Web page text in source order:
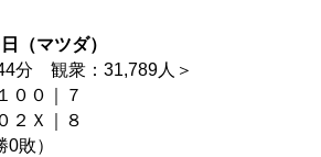
マツダ）
分 観衆：31,789人＞
００｜７
２Ｘ｜８
敗）